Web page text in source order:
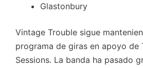
Glastonbury
Vintage Trouble sigue
programa de giras en apoyo de
Sessions. La banda ha pasado